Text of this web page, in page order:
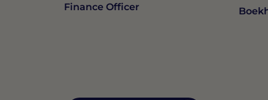
Finance Officer